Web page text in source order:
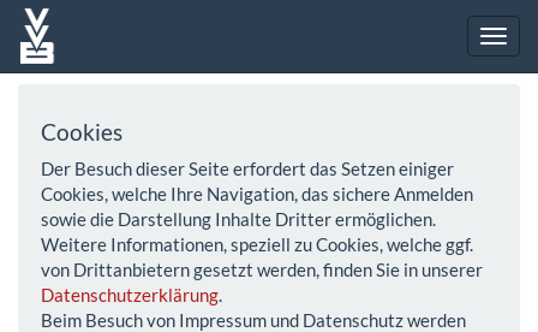
Cookies
Der Besuch dieser Seite erfordert das Setzen einiger
Cookies, welche Ihre Navigation, das sichere Anmelden
sowie die Darstellung Inhalte Dritter ermöglichen.
Weitere Informationen, speziell zu Cookies, welche ggf.
von Drittanbietern gesetzt werden, finden Sie in unserer
Datenschutzerklärung.
Beim Besuch von Impressum und Datenschutz werden